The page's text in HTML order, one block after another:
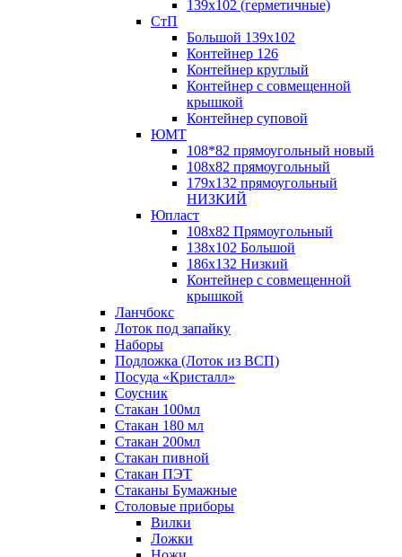
139х102 (герметичные)
СтП
Большой 139х102
Контейнер 126
Контейнер круглый
Контейнер с совмещенной
крышкой
Контейнер суповой
ЮМТ
108*82 прямоугольный новый
108х82 прямоугольный
179х132 прямоугольный
НИЗКИЙ
Юпласт
108х82 Прямоугольный
138х102 Большой
186х132 Низкий
Контейнер с совмещенной
крышкой
Ланчбокс
Лоток под запайку
Наборы
Подложка (Лоток из ВСП)
Посуда «Кристалл»
Соусник
Стакан 100мл
Стакан 180 мл
Стакан 200мл
Стакан пивной
Стакан ПЭТ
Стаканы Бумажные
Столовые приборы
Вилки
Ложки